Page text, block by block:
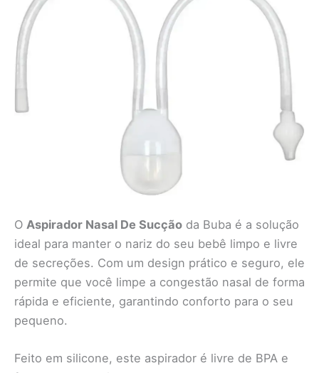
O Aspirador Nasal De Sucção da Buba é a solução
ideal para manter o nariz do seu bebê limpo e livre
de secreções. Com um design prático e seguro, ele
permite que você limpe a congestão nasal de forma
rápida e eficiente, garantindo conforto para o seu
pequeno.
Feito em silicone, este aspirador é livre de BPA e